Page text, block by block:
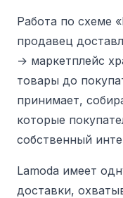
Работа по схеме
продавец
→ маркетплейс
товары до
принимает,
которые
собственный
Lamoda имеет
доставки,